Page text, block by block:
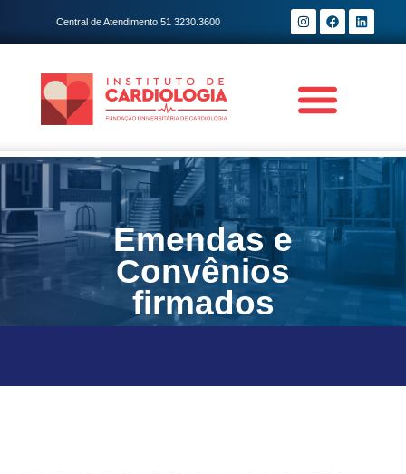
Central de Atendimento 51 3230.3600
Emendas e
Convênios
firmados